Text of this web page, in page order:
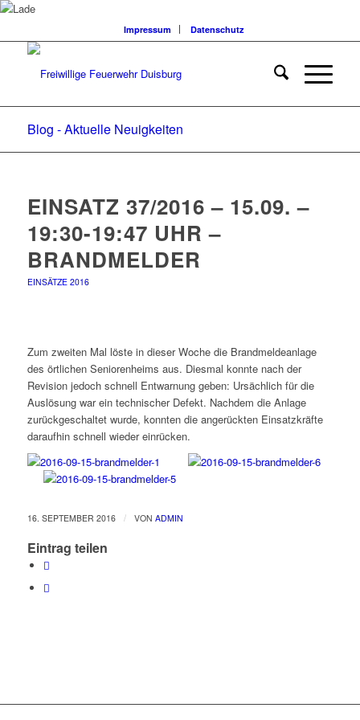
Impressum Datenschutz
Blog - Aktuelle Neuigkeiten
EINSATZ 37/2016 – 15.09. –
19:30-19:47 UHR –
BRANDMELDER
EINSÄTZE 2016
Zum zweiten Mal löste in dieser Woche die Brandmeldeanlage
des örtlichen Seniorenheims aus. Diesmal konnte nach der
Revision jedoch schnell Entwarnung geben: Ursächlich für die
Auslösung war ein technischer Defekt. Nachdem die Anlage
zurückgeschaltet wurde, konnten die angerückten Einsatzkräfte
daraufhin schnell wieder einrücken.
16. SEPTEMBER 2016 / VON ADMIN
Eintrag teilen